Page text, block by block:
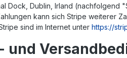
Dock, Dublin, Irland
kann sich Stripe weiterer
sind im Internet unter https://
und